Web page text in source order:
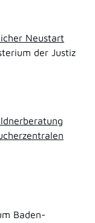
Neustart
der Justiz
Baden-